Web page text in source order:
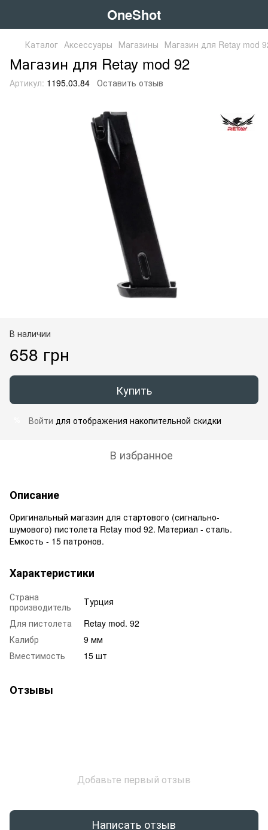
OneShot
Каталог Аксессуары Магазины Магазин для Retay mod
Магазин для Retay mod 92
Артикул: 1195.03.84 Оставить отзыв
В наличии
658 грн
Купить
Войти для отображения накопительной скидки
В избранное
Описание
Оригинальный магазин для стартового (сигнально-
шумового) пистолета Retay mod 92. Материал - сталь.
Емкость - 15 патронов.
Характеристики
Страна
производитель
Турция
Для пистолета
Retay mod. 92
Калибр
9 мм
Вместимость
15 шт
Отзывы
Добавьте первый отзыв
Написать отзыв